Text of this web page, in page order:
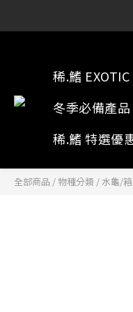
稀.鰭
冬季必備產品
稀.鰭 特選優
全部商品 /物種分類 / 水龜/